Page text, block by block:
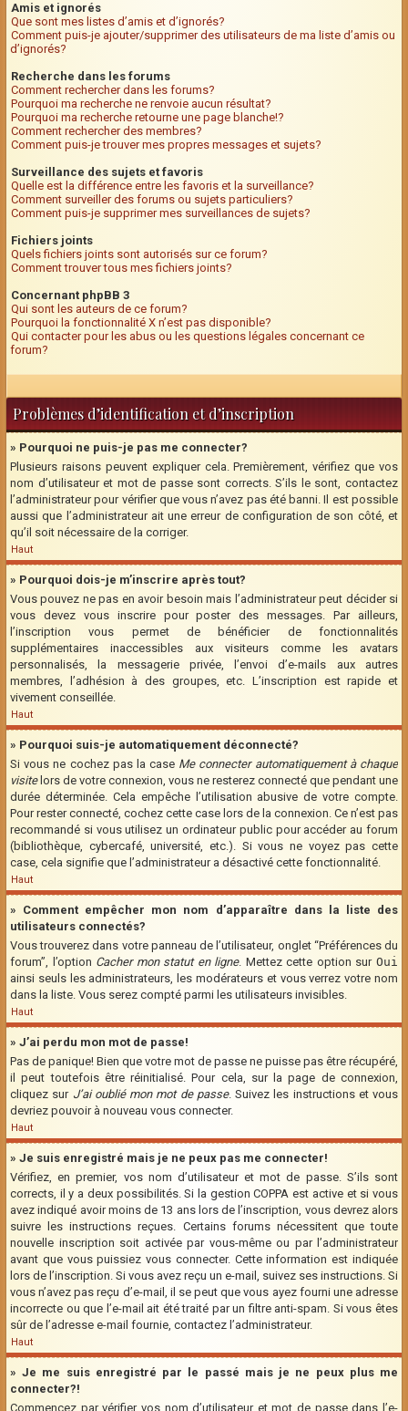
Amis et ignorés
Que sont mes listes d’amis et d’ignorés?
Comment puis-je ajouter/supprimer des utilisateurs de ma liste d’amis ou
d’ignorés?
Recherche dans les forums
Comment rechercher dans les forums?
Pourquoi ma recherche ne renvoie aucun résultat?
Pourquoi ma recherche retourne une page blanche!?
Comment rechercher des membres?
Comment puis-je trouver mes propres messages et sujets?
Surveillance des sujets et favoris
Quelle est la différence entre les favoris et la surveillance?
Comment surveiller des forums ou sujets particuliers?
Comment puis-je supprimer mes surveillances de sujets?
Fichiers joints
Quels fichiers joints sont autorisés sur ce forum?
Comment trouver tous mes fichiers joints?
Concernant phpBB 3
Qui sont les auteurs de ce forum?
Pourquoi la fonctionnalité X n’est pas disponible?
Qui contacter pour les abus ou les questions légales concernant ce
forum?
Problèmes d’identification et d’inscription
» Pourquoi ne puis-je pas me connecter?
Plusieurs raisons peuvent expliquer cela. Premièrement, vérifiez que vos
nom d’utilisateur et mot de passe sont corrects. S’ils le sont, contactez
l’administrateur pour vérifier que vous n’avez pas été banni. Il est possible
aussi que l’administrateur ait une erreur de configuration de son côté, et
qu’il soit nécessaire de la corriger.
Haut
» Pourquoi dois-je m’inscrire après tout?
Vous pouvez ne pas en avoir besoin mais l’administrateur peut décider si
vous devez vous inscrire pour poster des messages. Par ailleurs,
l’inscription vous permet de bénéficier de fonctionnalités
supplémentaires inaccessibles aux visiteurs comme les avatars
personnalisés, la messagerie privée, l’envoi d’e-mails aux autres
membres, l’adhésion à des groupes, etc. L’inscription est rapide et
vivement conseillée.
Haut
» Pourquoi suis-je automatiquement déconnecté?
Si vous ne cochez pas la case Me connecter automatiquement à chaque
visitelors de votre connexion, vous ne resterez connecté que pendant une
durée déterminée. Cela empêche l’utilisation abusive de votre compte.
Pour rester connecté, cochez cette case lors de la connexion. Ce n’est pas
recommandé si vous utilisez un ordinateur public pour accéder au forum
(bibliothèque, cybercafé, université, etc.). Si vous ne voyez pas cette
case, cela signifie que l’administrateur a désactivé cette fonctionnalité.
Haut
» Comment empêcher mon nom d’apparaître dans la liste des
utilisateurs connectés?
Vous trouverez dans votre panneau de l’utilisateur, onglet “Préférences du
forum”, l’option Cacher mon statut en ligne. Mettez cette option surOui
ainsi seuls les administrateurs, les modérateurs et vous verrez votre nom
dans la liste. Vous serez compté parmi les utilisateurs invisibles.
Haut
» J’ai perdu mon mot de passe!
Pas de panique! Bien que votre mot de passe ne puisse pas être récupéré,
il peut toutefois être réinitialisé. Pour cela, sur la page de connexion,
cliquez sur J’ai oublié mon mot de passe. Suivez les instructions et vous
devriez pouvoir à nouveau vous connecter.
Haut
» Je suis enregistré mais je ne peux pas me connecter!
Vérifiez, en premier, vos nom d’utilisateur et mot de passe. S’ils sont
corrects, il y a deux possibilités. Si la gestion COPPA est active et si vous
avez indiqué avoir moins de 13 ans lors de l’inscription, vous devrez alors
suivre les instructions reçues. Certains forums nécessitent que toute
nouvelle inscription soit activée par vous-même ou par l’administrateur
avant que vous puissiez vous connecter. Cette information est indiquée
lors de l’inscription. Si vous avez reçu un e-mail, suivez ses instructions. Si
vous n’avez pas reçu d’e-mail, il se peut que vous ayez fourni une adresse
incorrecte ou que l’e-mail ait été traité par un filtre anti-spam. Si vous êtes
sûr de l’adresse e-mail fournie, contactez l’administrateur.
Haut
» Je me suis enregistré par le passé mais je ne peux plus me
connecter?!
Commencez par vérifier vos nom d’utilisateur et mot de passe dans l’e-